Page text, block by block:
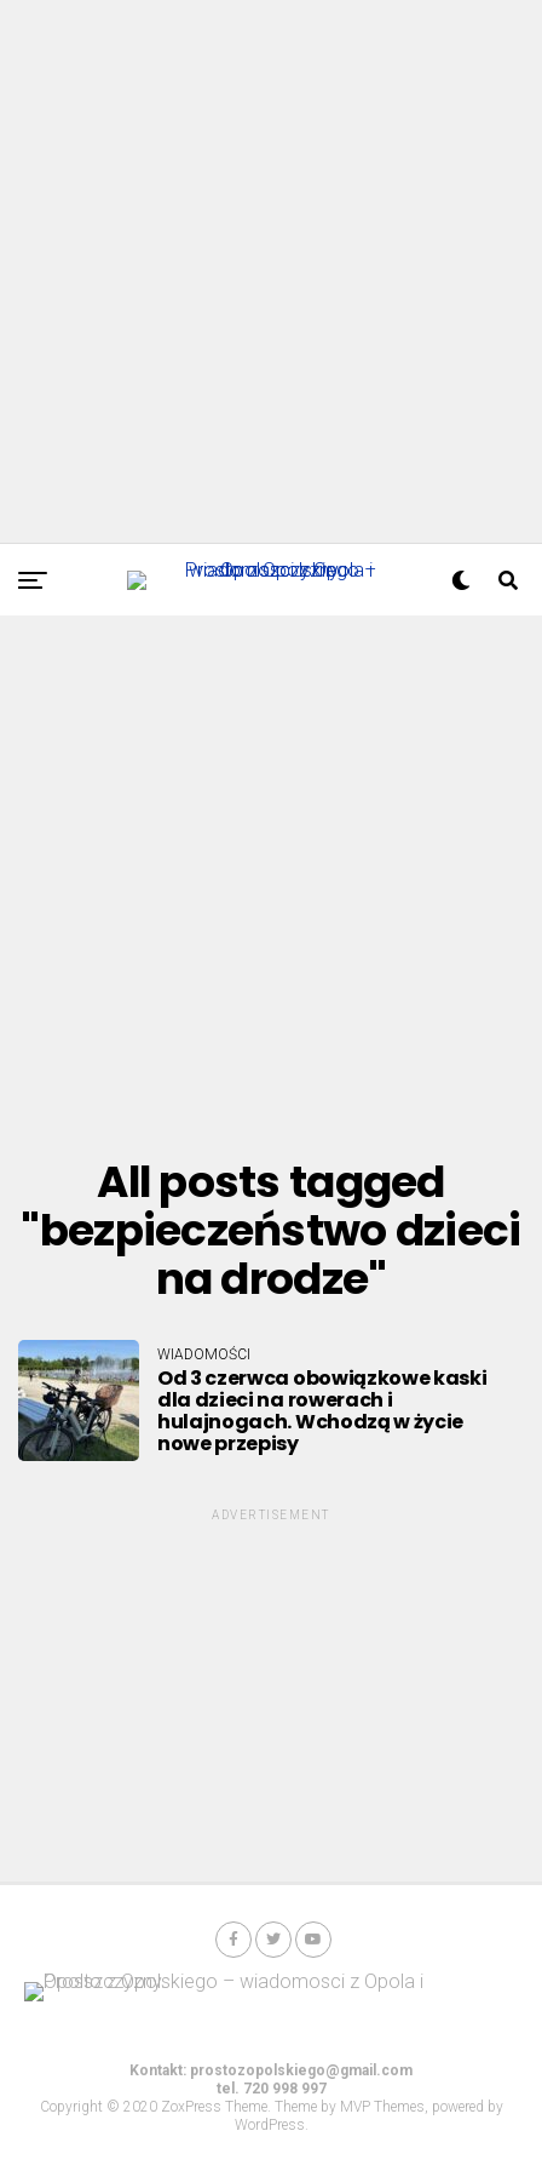
All posts tagged
"bezpieczeństwo dzieci
na drodze"
WIADOMOŚCI
Od 3 czerwca obowiązkowe kaski
dla dzieci na rowerach i
hulajnogach. Wchodzą w życie
nowe przepisy
ADVERTISEMENT
Kontakt: prostozopolskiego@gmail.com
tel. 720 998 997
Copyright © 2020 ZoxPress Theme. Theme by MVP Themes, powered by
WordPress.